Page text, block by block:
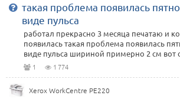
такая проблема появилась
виде пульса
работал прекрасно 3 месяца печатаю и
появилась такая проблема появилась
виде пульса шириной примерно 2 см вот
1 1 774
Xerox WorkCentre PE220